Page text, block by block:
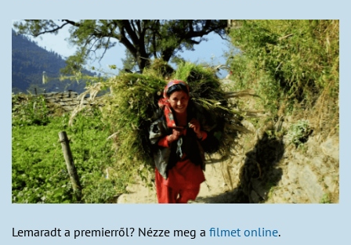
Lemaradt a premierről? Nézze meg a filmet online.